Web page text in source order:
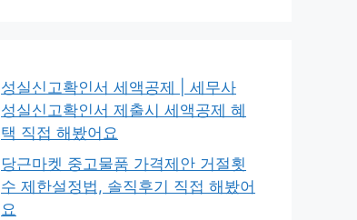
성실신고확인서 세액공제 | 세무사
성실신고확인서 제출시 세액공제 혜
택 직접 해봤어요
당근마켓 중고물품 가격제안 거절횟
수 제한설정법, 솔직후기 직접 해봤어
요